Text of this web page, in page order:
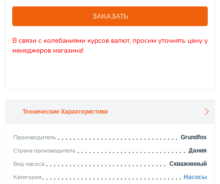
ЗАКАЗАТЬ
В связи с колебаниями курсов валют, просим уточнять цену у
менеджеров магазина!
Технические Характеристики
Производитель Grundfos
Страна производитель Дания
Вид насоса Cкважинный
Категория Насосы